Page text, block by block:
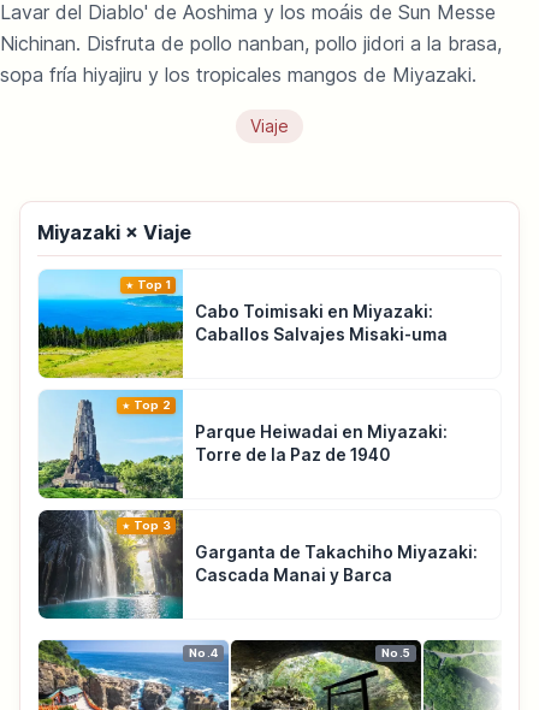
Lavar del Diablo' de Aoshima y los moáis de Sun Messe
Nichinan. Disfruta de pollo nanban, pollo jidori a la brasa,
sopa fría hiyajiru y los tropicales mangos de Miyazaki.
Viaje
Miyazaki × Viaje
Top 1
Cabo Toimisaki en Miyazaki:
Caballos Salvajes Misaki-uma
Top 2
Parque Heiwadai en Miyazaki:
Torre de la Paz de 1940
Top 3
Garganta de Takachiho Miyazaki:
Cascada Manai y Barca
No.4 No.5